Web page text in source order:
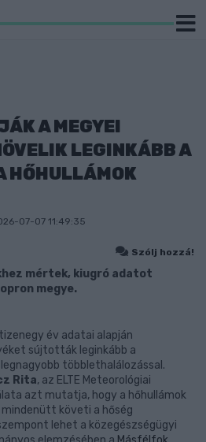
A MEGYEI
LEGINKÁBB A
HŐHULLÁMOK
07-07 11:49:35
Szólj hozzá!
mértek, kiugró adatot
megye.
év adatai alapján
sújtották leginkább a
többlethalálozással.
Rita, az ELTE Meteorológiai
azt mutatja, hogy a hőhullámok
követi a hőség
lehet a közegészségügyi